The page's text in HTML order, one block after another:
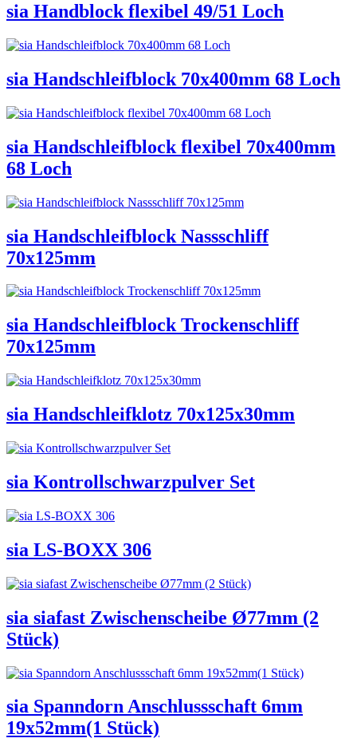
sia Handblock flexibel 49/51 Loch
sia Handschleifblock 70x400mm 68 Loch
sia Handschleifblock flexibel 70x400mm
68 Loch
sia Handschleifblock Nassschliff
70x125mm
sia Handschleifblock Trockenschliff
70x125mm
sia Handschleifklotz 70x125x30mm
sia Kontrollschwarzpulver Set
sia LS-BOXX 306
sia siafast Zwischenscheibe Ø77mm (2
Stück)
sia Spanndorn Anschlussschaft 6mm
19x52mm(1 Stück)